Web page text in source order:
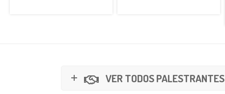
VER TODOS PALESTRANTES